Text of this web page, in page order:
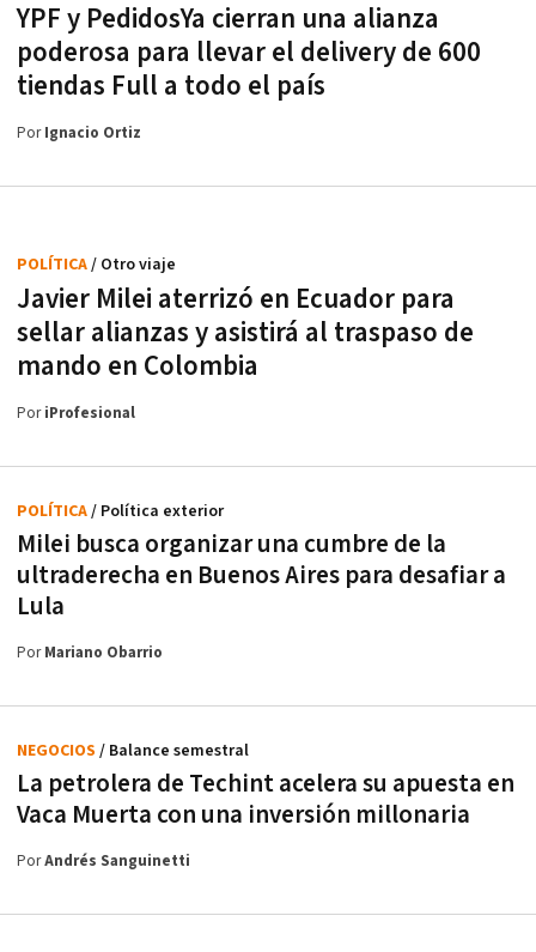
YPF y PedidosYa cierran una alianza
poderosa para llevar el delivery de 600
tiendas Full a todo el país
PorIgnacio Ortiz
Javier Milei aterrizó en Ecuador para
sellar alianzas y asistirá al traspaso de
mando en Colombia
POLÍTICA/ Otro viaje
PoriProfesional
Milei busca organizar una cumbre de la
ultraderecha en Buenos Aires para desafiar a
Lula
POLÍTICA/ Política exterior
PorMariano Obarrio
La petrolera de Techint acelera su apuesta en
Vaca Muerta con una inversión millonaria
NEGOCIOS / Balance semestral
PorAndrés Sanguinetti